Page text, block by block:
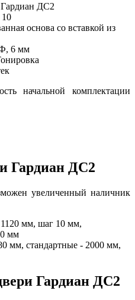
Гардиан ДС2
основа со вставкой из
6 мм
начальной комплектации
Гардиан ДС2
увеличенный наличник
мм, шаг 10 мм,
мм
мм, стандартные - 2000 мм,
Гардиан ДС2